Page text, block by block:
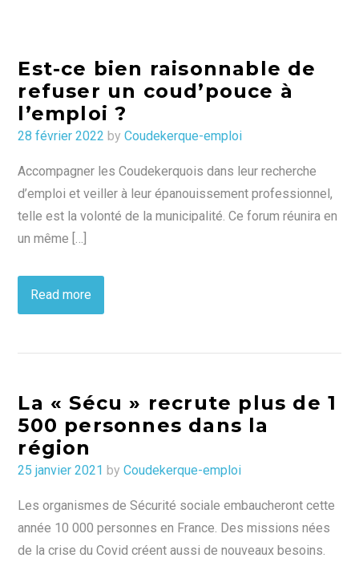
Est-ce bien raisonnable de
refuser un coud’pouce à
l’emploi ?
Posted
28 février 2022 byCoudekerque-emploi
Accompagner les Coudekerquois dans leur recherche
d’emploi et veiller à leur épanouissement professionnel,
telle est la volonté de la municipalité. Ce forum réunira en
un même […]
Read more
La « Sécu » recrute plus de 1
500 personnes dans la
région
Posted
25 janvier 2021 byCoudekerque-emploi
Les organismes de Sécurité sociale embaucheront cette
année 10 000 personnes en France. Des missions nées
de la crise du Covid créent aussi de nouveaux besoins.